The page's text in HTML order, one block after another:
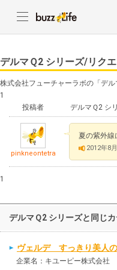
デルマＱ2 シリーズ/リク
株式会社フューチャーラボの「デ
1
投稿者
デルマＱ2 シ
pinkneontetra
夏の紫外線
2012年8
1
デルマＱ2 シリーズと同じ
ヴェルデ すっきり美人
企業名：キユーピー株式会社